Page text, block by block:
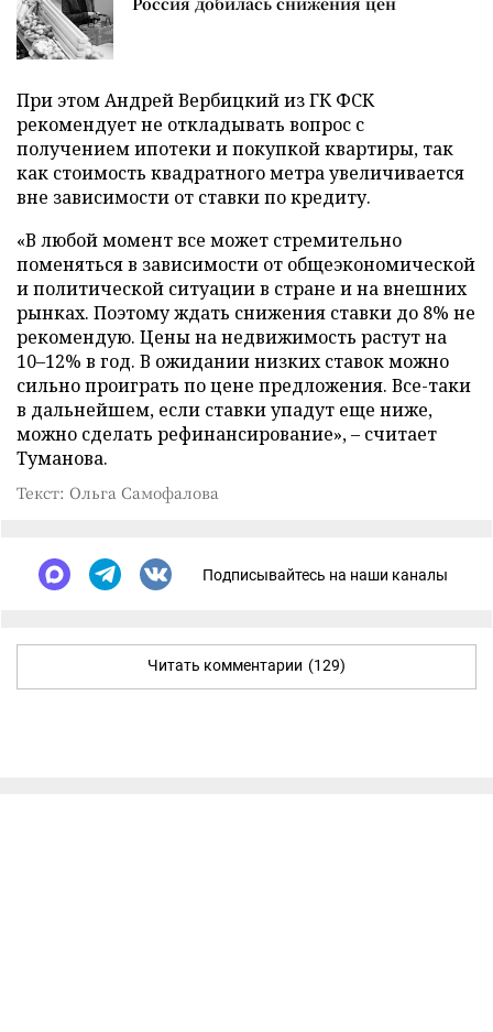
При этом Андрей Вербицкий из ГК ФСК
рекомендует не откладывать вопрос с
получением ипотеки и покупкой квартиры, так
как стоимость квадратного метра увеличивается
вне зависимости от ставки по кредиту.
«В любой момент все может стремительно
поменяться в зависимости от общеэкономической
и политической ситуации в стране и на внешних
рынках. Поэтому ждать снижения ставки до 8% не
рекомендую. Цены на недвижимость растут на
10–12% в год. В ожидании низких ставок можно
сильно проиграть по цене предложения. Все-таки
в дальнейшем, если ставки упадут еще ниже,
можно сделать рефинансирование», – считает
Туманова.
Текст: Ольга Самофалова
Подписывайтесь на наши каналы
Читать комментарии (129)